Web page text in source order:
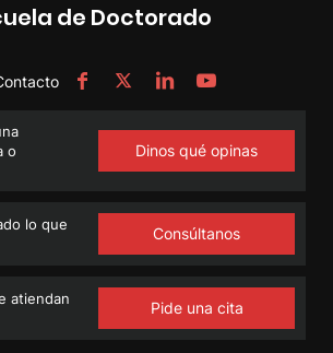
de Doctorado
o
Dinos qué opinas
lo que
Consúltanos
atiendan
Pide una cita